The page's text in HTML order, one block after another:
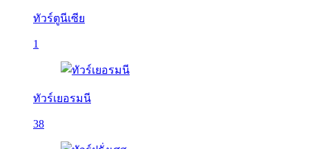
ทัวร์ตูนีเซีย
1
ทัวร์เยอรมนี
38